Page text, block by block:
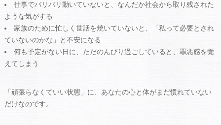
仕事でバリバリ動いていないと、なんだか社会から取り残された
ような気がする
家族のために忙しく世話を焼いていないと、「私って必要とされ
ていないのかな」と不安になる
何も予定がない日に、ただのんびり過ごしていると、罪悪感を覚
えてしまう
「頑張らなくていい状態」に、あなたの心と体がまだ慣れていない
だけなのです。